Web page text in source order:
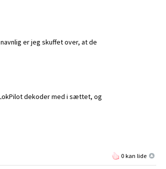
er jeg skuffet over, at de
dekoder med i sættet, og
0 kan lide